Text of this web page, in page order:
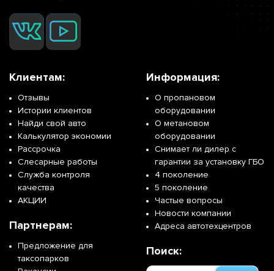
Клиентам:
Отзывы
Истории клиентов
Найди свой авто
Калькулятор экономии
Рассрочка
Слесарные работы
Служба контроля
качества
АКЦИИ
Партнерам:
Предложение для
таксопарков
Информация:
О пропановом
оборудовании
О метановом
оборудовании
Снимает ли дилер с
гарантии за установку ГБО
4 поколение
5 поколение
Частые вопросы
Новости компании
Адреса автотехцентров
Поиск: